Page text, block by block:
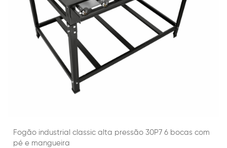
Fogão industrial classic alta pressão 30P7 6 bocas com
pé e mangueira